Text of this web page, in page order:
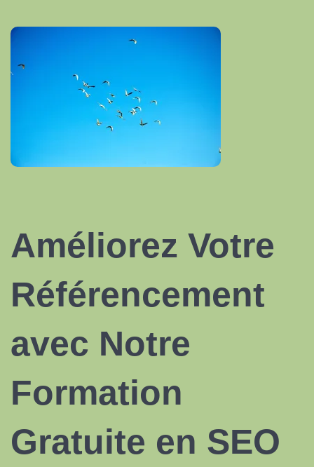
Améliorez Votre
Référencement
avec Notre
Formation
Gratuite en SEO